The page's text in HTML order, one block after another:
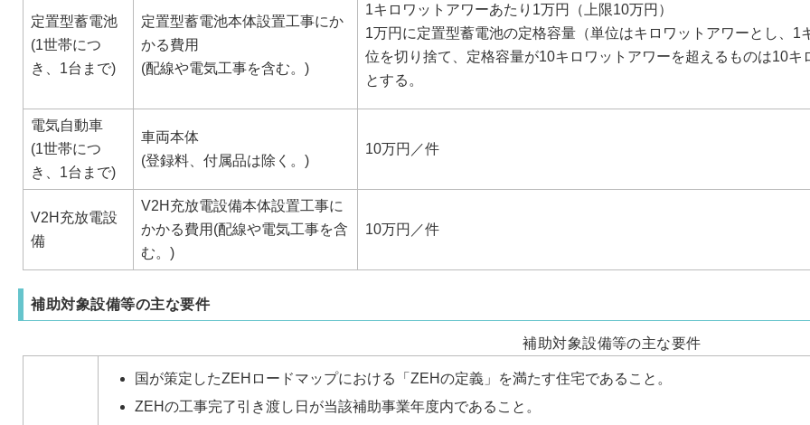
定置型蓄電池
(1世帯につ
き、1台まで)
定置型蓄電池本体設置工事にか
かる費用
(配線や電気工事を含む。)
1キロワットアワーあたり1万円（上限10万円）
1万円に定置型蓄電池の定格容量（単位はキロワットアワーとし、
位を切り捨て、定格容量が10キロワットアワーを超えるものは10
とする。
電気自動車
(1世帯につ
き、1台まで)
車両本体
(登録料、付属品は除く。)
10万円／件
V2H充放電設
備
V2H充放電設備本体設置工事に
かかる費用(配線や電気工事を含
む。)
10万円／件
補助対象設備等の主な要件
補助対象設備等の主な要件
国が策定したZEHロードマップにおける「ZEHの定義」を満たす住宅であること。
ZEHの工事完了引き渡し日が当該補助事業年度内であること。